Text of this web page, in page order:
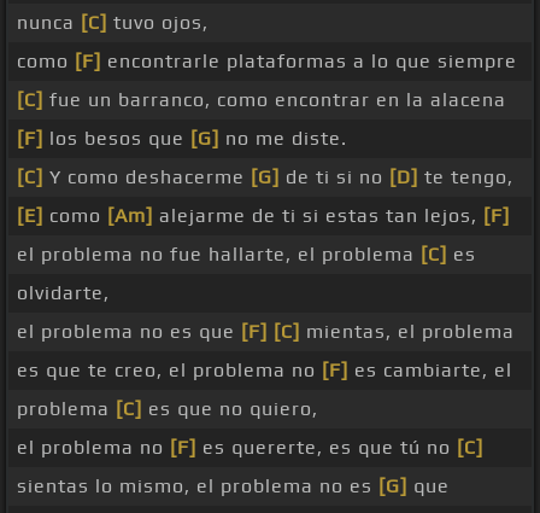
nunca [C] tuvo ojos,
como [F] encontrarle plataformas a lo que siempre
[C] fue un barranco, como encontrar en la alacena
[F] los besos que [G] no me diste.
[C] Y como deshacerme [G] de ti si no [D] te tengo,
[E] como [Am] alejarme de ti si estas tan lejos, [F]
el problema no fue hallarte, el problema [C] es
olvidarte,
el problema no es que [F] [C] mientas, el problema
es que te creo, el problema no [F] es cambiarte, el
problema [C] es que no quiero,
el problema no [F] es quererte, es que tú no [C]
sientas lo mismo, el problema no es [G] que